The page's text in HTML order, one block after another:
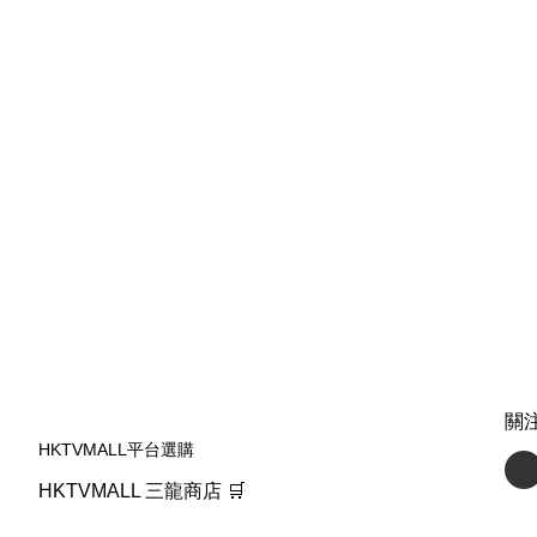
HKTVMALL平台選購
HKTVMALL 三龍商店 🛒
關